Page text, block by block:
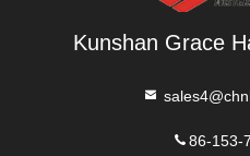
Kunshan Grace
86-153-